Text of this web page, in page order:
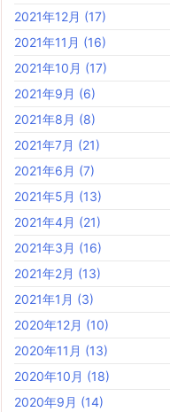
2021年12月 (17)
2021年11月 (16)
2021年10月 (17)
2021年9月 (6)
2021年8月 (8)
2021年7月 (21)
2021年6月 (7)
2021年5月 (13)
2021年4月 (21)
2021年3月 (16)
2021年2月 (13)
2021年1月 (3)
2020年12月 (10)
2020年11月 (13)
2020年10月 (18)
2020年9月 (14)